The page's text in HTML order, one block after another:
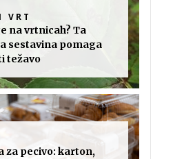
VRT
na vrtnicah? Ta
sestavina pomaga
težavo
za pecivo: karton,